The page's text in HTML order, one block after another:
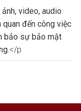
video, audio
quan đến công việc
bảo sự bảo mật
</p